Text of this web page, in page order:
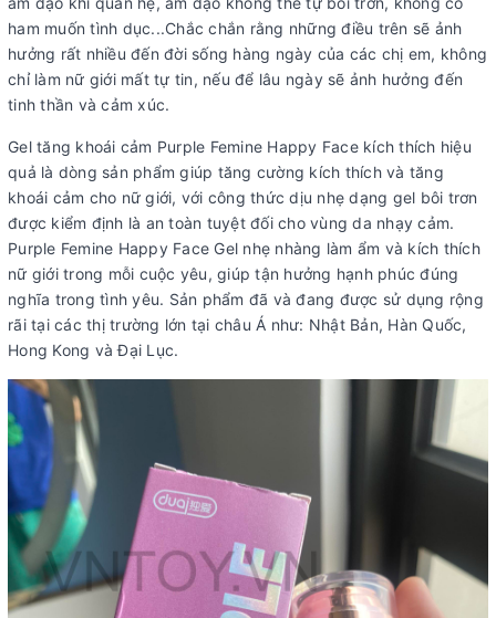
ham muốn tình dục...Chắc chắn rằng những điều trên sẽ ảnh
hưởng rất nhiều đến đời sống hàng ngày của các chị em, không
chỉ làm nữ giới mất tự tin, nếu để lâu ngày sẽ ảnh hưởng đến
tinh thần và cảm xúc.
Gel tăng khoái cảm Purple Femine Happy Face kích thích hiệu
quả là dòng sản phẩm giúp tăng cường kích thích và tăng
khoái cảm cho nữ giới, với công thức dịu nhẹ dạng gel bôi trơn
được kiểm định là an toàn tuyệt đối cho vùng da nhạy cảm.
Purple Femine Happy Face Gel nhẹ nhàng làm ẩm và kích thích
nữ giới trong mỗi cuộc yêu, giúp tận hưởng hạnh phúc đúng
nghĩa trong tình yêu. Sản phẩm đã và đang được sử dụng rộng
rãi tại các thị trường lớn tại châu Á như: Nhật Bản, Hàn Quốc,
Hong Kong và Đại Lục.